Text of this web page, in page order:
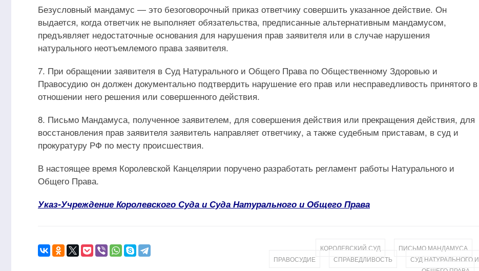
Безусловный мандамус — это безоговорочный приказ ответчику совершить указанное действие. Он
выдается, когда ответчик не выполняет обязательства, предписанные альтернативным мандамусом,
предъявляет недостаточные основания для нарушения прав заявителя или в случае нарушения
натурального неотъемлемого права заявителя.
7. При обращении заявителя в Суд Натурального и Общего Права по Общественному Здоровью и
Правосудию он должен документально подтвердить нарушение его прав или несправедливость принятого в
отношении него решения или совершенного действия.
8. Письмо Мандамуса, полученное заявителем, для совершения действия или прекращения действия, для
восстановления прав заявителя заявитель направляет ответчику, а также судебным приставам, в суд и
прокуратуру РФ по месту происшествия.
В настоящее время Королевской Канцелярии поручено разработать регламент работы Натурального и
Общего Права.
Указ-Учреждение Королевского Суда и Суда Натурального и Общего Права
КОРОЛЕВСКИЙ СУД ПИСЬМО МАНДАМУСА
ПРАВОСУДИЕ СПРАВЕДЛИВОСТЬ
СУД НАТУРАЛЬНОГО И